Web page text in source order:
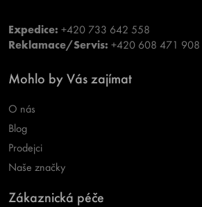
Expedice: +420 733 642 558
Reklamace/Servis: +420 608 471 908
Mohlo by Vás zajímat
O nás
Blog
Prodejci
Naše značky
Zákaznická péče